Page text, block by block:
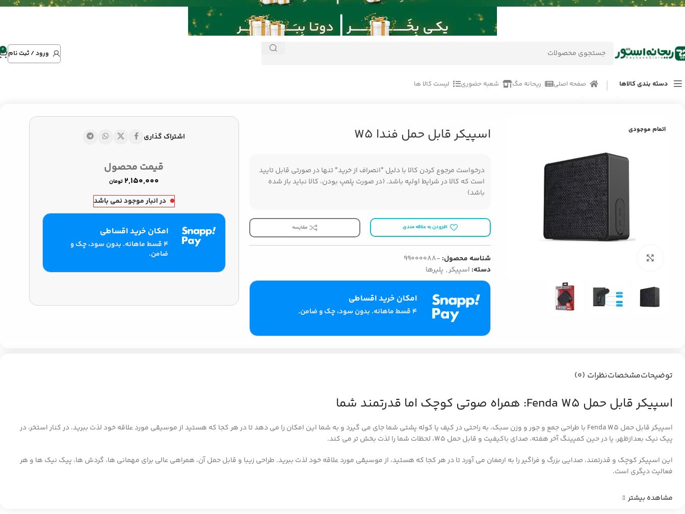
ورود / ثبت نام 0
دسته بندی کالاها صفحه اصلی ریحانه مگ شعبه حضوری لیست کالا ها
پلیرها
اتمام موجودی اسپیکر قابل حمل فندا W5
درخواست مرجوع کردن کالا با دلیل "انصراف از خرید" تنها در صورتی قابل تایید
است که کالا در شرایط اولیه باشد. (در صورت پلمپ بودن، کالا نباید باز شده
باشد)
افزودن به علاقه مندی مقایسه
شناسه محصول:-99000088
دسته: اسپیکر, پلیرها
امکان خرید اقساطی
۴ قسط ماهانه. بدون سود، چک و ضامن.
اشتراک گذاری
قیمت محصول
تومان
در انبار موجود نمی باشد
امکان خرید اقساطی
۴ قسط ماهانه. بدون سود، چک و
ضامن.
توضیحاتمشخصاتنظرات (0)
اسپیکر قابل حمل Fenda W5: همراه صوتی کوچک اما قدرتمند شما
اسپیکر قابل حمل Fenda W5 با طراحی جمع و جور و وزن سبک، به راحتی در کیف یا کوله پشتی شما جای می گیرد و به شما این امکان را می دهد تا در هر کجا که هستید از موسیقی مورد علاقه خود لذت ببرید. در کنار استخر، در
پیک نیک بعدازظهر، یا در حین کمپینگ آخر هفته، صدای باکیفیت و قابل حمل W5، لحظات شما را لذت بخش تر می کند.
این اسپیکر کوچک و قدرتمند، صدایی بزرگ و فراگیر را به ارمغان می آورد تا در هر کجا که هستید، از موسیقی مورد علاقه خود لذت ببرید. طراحی زیبا و قابل حمل آن، همراهی عالی برای مهمانی ها، گردش ها، پیک نیک ها و هر
فعالیت دیگری است.
مشاهده بیشتر